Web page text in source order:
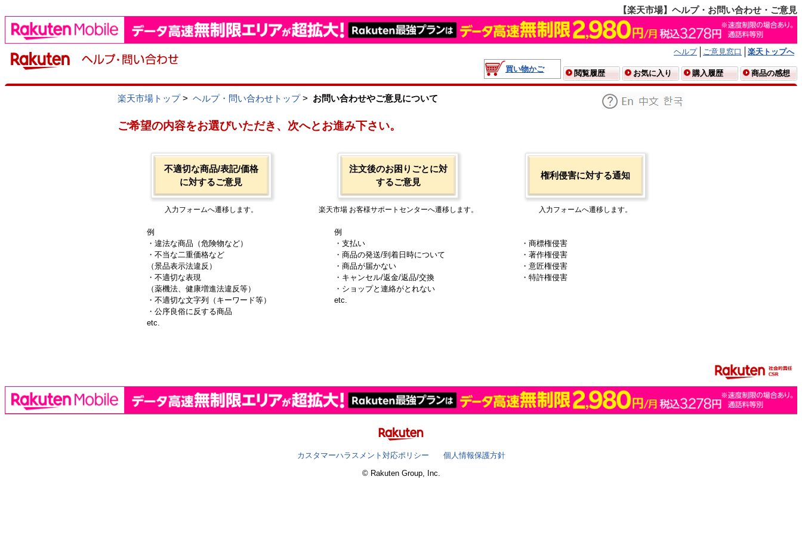
【楽天市場】ヘルプ・お問い合わせ・ご意見
ヘルプ ご意見窓口
楽天トップへ
買い物かご
閲覧履歴 お気に入り 購入履歴 商品の感想
楽天市場トップ> ヘルプ・問い合わせトップ> お問い合わせやご意見について
ご希望の内容をお選びいただき、次へとお進み下さい。
不適切な商品/表記/価格
に対するご意見
入力フォームへ遷移します。
例
・違法な商品（危険物など）
・不当な二重価格など
（景品表示法違反）
・不適切な表現
（薬機法、健康増進法違反等）
・不適切な文字列（キーワード等）
・公序良俗に反する商品
etc.
注文後のお困りごとに対
するご意見
楽天市場 お客様サポートセンターへ遷移します。
例
・支払い
・商品の発送/到着日時について
・商品が届かない
・キャンセル/返金/返品/交換
・ショップと連絡がとれない
etc.
権利侵害に対する通知
入力フォームへ遷移します。
・商標権侵害
・著作権侵害
・意匠権侵害
・特許権侵害
カスタマーハラスメント対応ポリシー
個人情報保護方針
© Rakuten Group, Inc.